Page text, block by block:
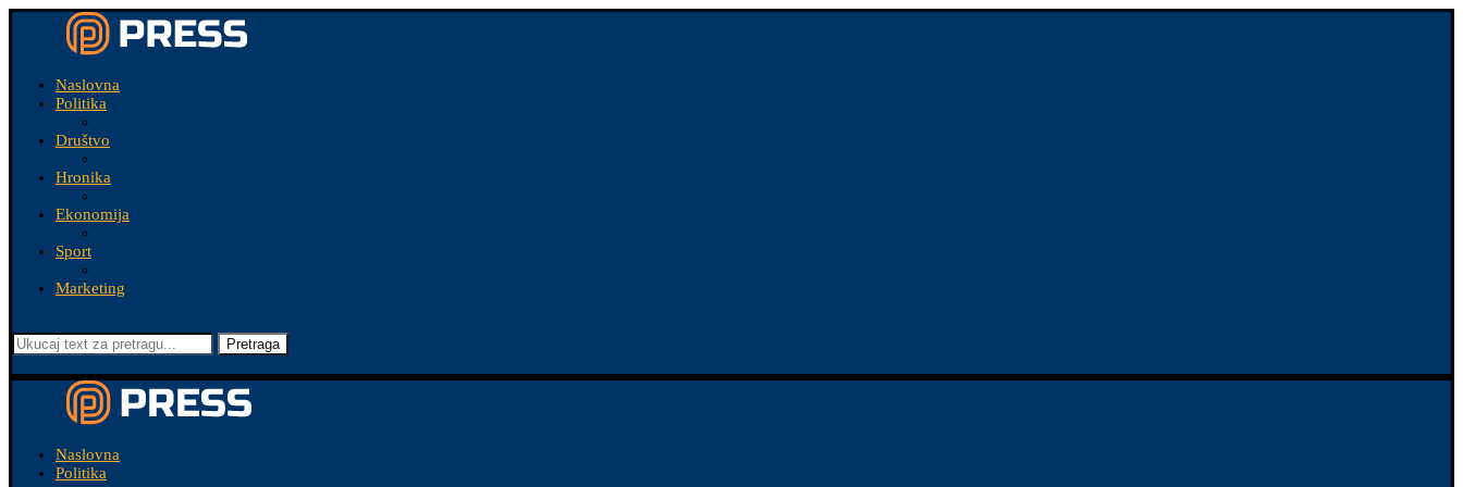
Naslovna
Politika
Društvo
Hronika
Ekonomija
Sport
Marketing
Pretraga
Naslovna
Politika